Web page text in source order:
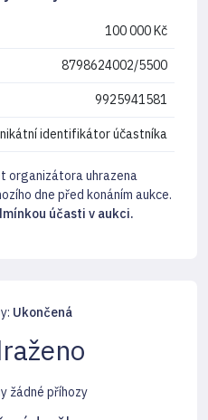
100 000 Kč
8798624002/5500
9925941581
identifikátor účastníka
organizátora uhrazena
dne před konáním aukce.
účasti v aukci.
Ukončená
žádné příhozy